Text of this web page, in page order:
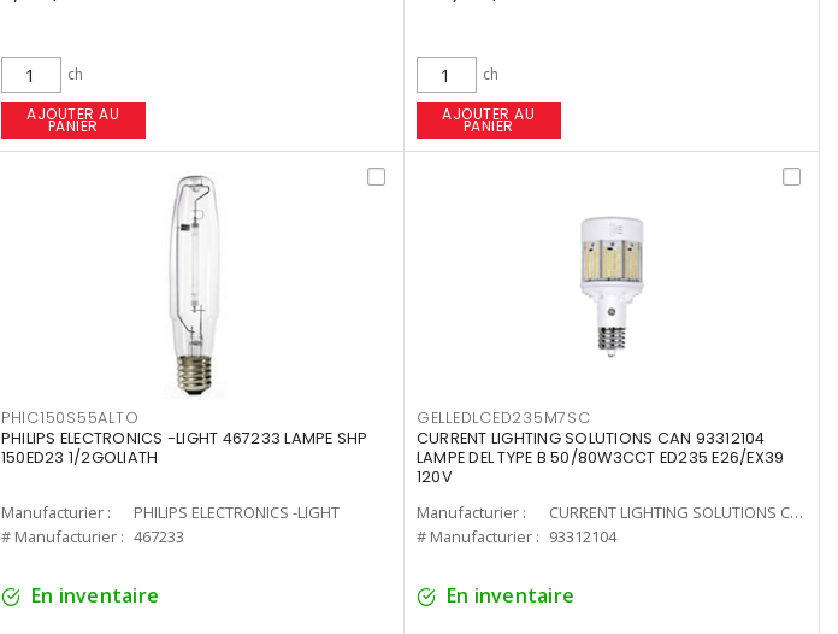
ch
AJOUTER AU
PANIER
ch
AJOUTER AU
PANIER
PHIC150S55ALTO
PHILIPS ELECTRONICS -LIGHT 467233 LAMPE SHP
150ED23 1/2GOLIATH
Manufacturier :
PHILIPS ELECTRONICS -LIGHT
# Manufacturier : 467233
En inventaire
GELLEDLCED235M7SC
CURRENT LIGHTING SOLUTIONS CAN 93312104
LAMPE DEL TYPE B 50/80W3CCT ED235 E26/EX39
120V
Manufacturier :
CURRENT LIGHTING SOLUTIONS CAN
# Manufacturier : 93312104
En inventaire